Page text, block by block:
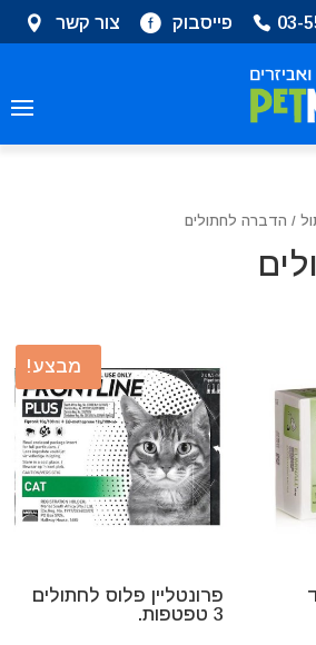
03- פייסבוק צור קשר
/ הדברה לחתולים
מבצע!
פרונטליין פלוס לחתולים
3 טפטפות.